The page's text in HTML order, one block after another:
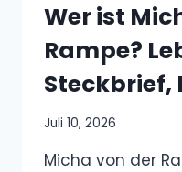
Wer ist
Rampe?
Steckbrief,
Juli 10, 2026
Micha von der